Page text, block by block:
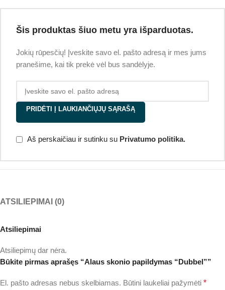
Šis produktas šiuo metu yra išparduotas.
Jokių rūpesčių! Įveskite savo el. pašto adresą ir mes jums
pranešime, kai tik prekė vėl bus sandėlyje.
PRIDĖTI Į LAUKIANČIŲJŲ SĄRAŠĄ
Aš perskaičiau ir sutinku su Privatumo politika.
ATSILIEPIMAI (0)
Atsiliepimai
Atsiliepimų dar nėra.
Būkite pirmas aprašęs “Alaus skonio papildymas “Dubbel””
El. pašto adresas nebus skelbiamas. Būtini laukeliai pažymėti *